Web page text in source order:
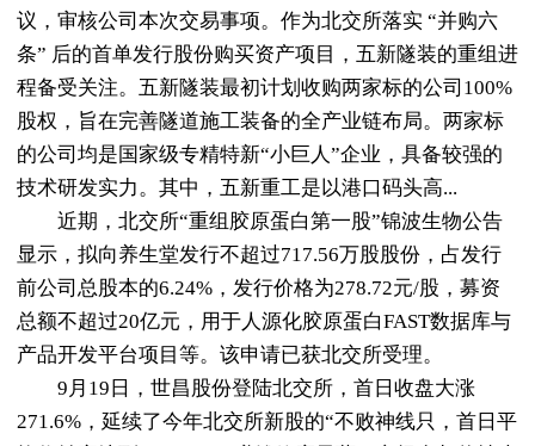
议，审核公司本次交易事项。作为北交所落实 “并购六
条” 后的首单发行股份购买资产项目，五新隧装的重组进
程备受关注。五新隧装最初计划收购两家标的公司100%
股权，旨在完善隧道施工装备的全产业链布局。两家标
的公司均是国家级专精特新“小巨人”企业，具备较强的
技术研发实力。其中，五新重工是以港口码头高...
近期，北交所“重组胶原蛋白第一股”锦波生物公告
显示，拟向养生堂发行不超过717.56万股股份，占发行
前公司总股本的6.24%，发行价格为278.72元/股，募资
总额不超过20亿元，用于人源化胶原蛋白FAST数据库与
产品开发平台项目等。该申请已获北交所受理。
9月19日，世昌股份登陆北交所，首日收盘大涨
271.6%，延续了今年北交所新股的“不败神线只，首日平